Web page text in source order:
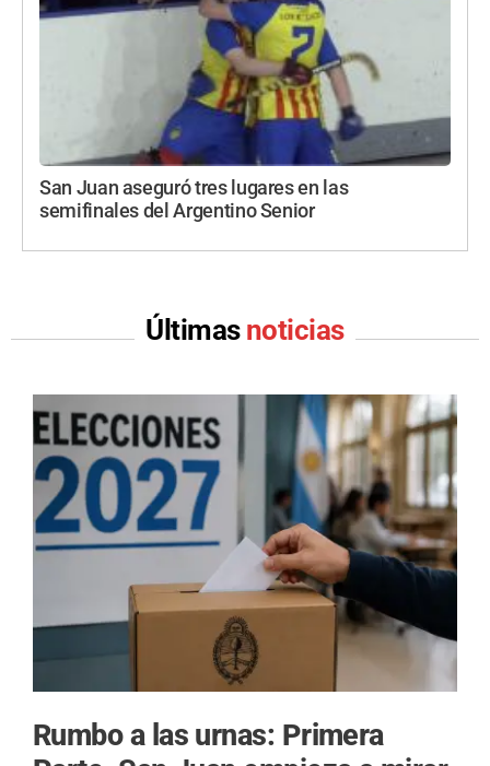
San Juan aseguró tres lugares en las
semifinales del Argentino Senior
Últimas noticias
Rumbo a las urnas: Primera